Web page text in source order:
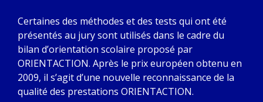
Certaines des méthodes et des tests qui ont été
présentés au jury sont utilisés dans le cadre du
bilan d’orientation scolaire proposé par
ORIENTACTION. Après le prix européen obtenu en
2009, il s’agit d’une nouvelle reconnaissance de la
qualité des prestations ORIENTACTION.